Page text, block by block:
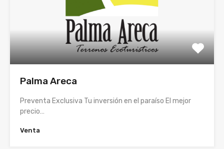
Palma Areca
Preventa Exclusiva Tu inversión en el paraíso El mejor
precio…
Venta